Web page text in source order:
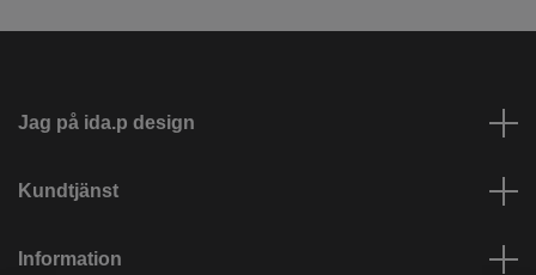
Jag på ida.p design
Kundtjänst
Information